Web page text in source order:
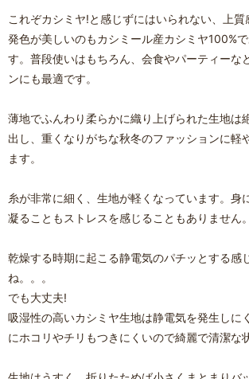
これぞカシミヤ!と感じずにはいられない、上質
発色が美しいのもカシミール産カシミヤ100%
す。普段使いはもちろん、会食やパーティーな
ンにも最適です。
薄地でふんわり柔らかに織り上げられた生地は
出し、重くなりがちな秋冬のファッションに軽
ます。
糸が非常に細く、生地が軽くなっています。身
凝ることもストレスを感じることもありません。
乾燥する時期に起こる静電気のパチッとする感
ね。。。
でも大丈夫!
吸湿性の高いカシミヤ生地は静電気を発生しに
にホコリやチリもつきにくいので綺麗で清潔な